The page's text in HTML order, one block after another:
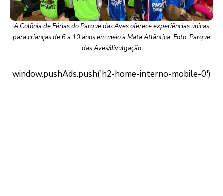
A Colônia de Férias do Parque das Aves oferece experiências únicas
para crianças de 6 a 10 anos em meio à Mata Atlântica. Foto: Parque
das Aves/divulgação